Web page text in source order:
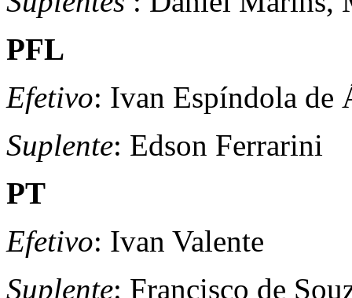
PFL
Efetivo: Ivan Espíndola de
Suplente: Edson Ferrarini
PT
Efetivo: Ivan Valente
Suplente: Francisco de